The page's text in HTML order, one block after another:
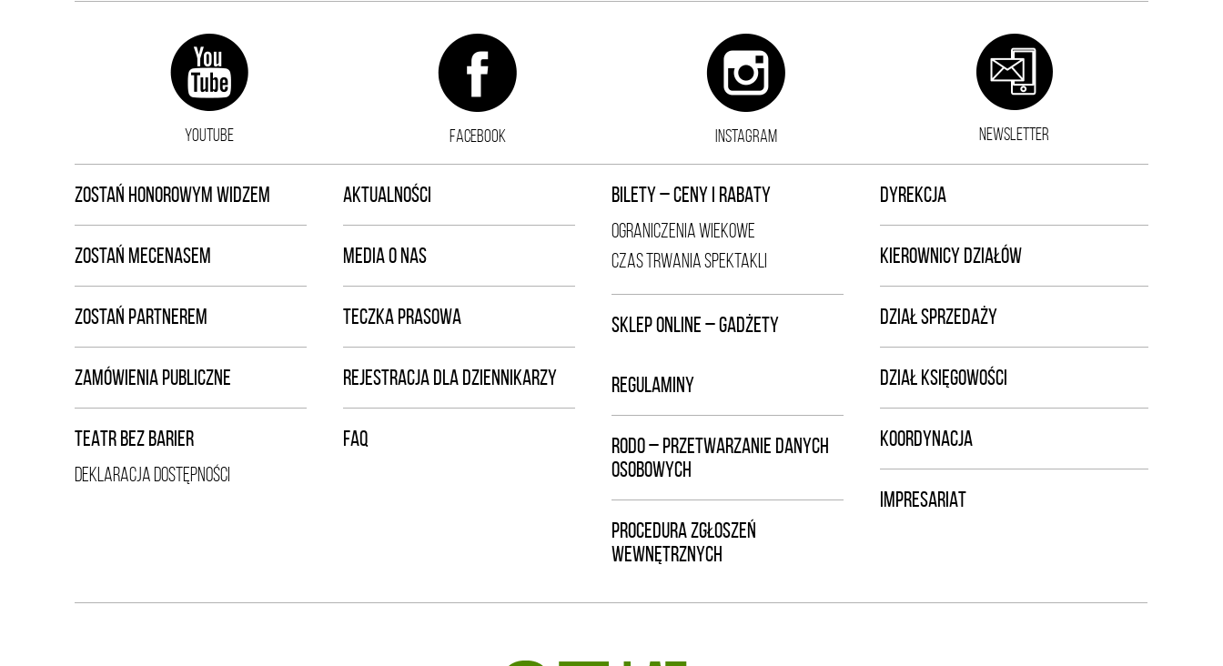
YOUTUBE FACEBOOK INSTAGRAM NEWSLETTER
ZOSTAŃ HONOROWYM WIDZEM
ZOSTAŃ MECENASEM
ZOSTAŃ PARTNEREM
ZAMÓWIENIA PUBLICZNE
TEATR BEZ BARIER
DEKLARACJA DOSTĘPNOŚCI
AKTUALNOŚCI
MEDIA O NAS
TECZKA PRASOWA
REJESTRACJA DLA DZIENNIKARZY
FAQ
BILETY – CENY I RABATY
OGRANICZENIA WIEKOWE
CZAS TRWANIA SPEKTAKLI
SKLEP ONLINE – GADŻETY
REGULAMINY
RODO – PRZETWARZANIE DANYCH
OSOBOWYCH
PROCEDURA ZGŁOSZEŃ
WEWNĘTRZNYCH
DYREKCJA
KIEROWNICY DZIAŁÓW
DZIAŁ SPRZEDAŻY
DZIAŁ KSIĘGOWOŚCI
KOORDYNACJA
IMPRESARIAT